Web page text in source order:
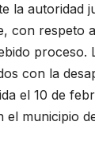
la autoridad
con respeto
proceso.
con la
el 10 de
el municipio